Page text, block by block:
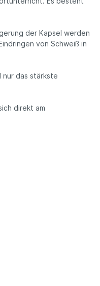
der Kapsel werden
von Schweiß in
das stärkste
direkt am